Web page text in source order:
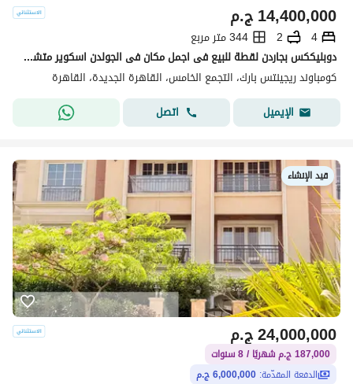
ج.م14,400,000
4
2
344 متر مربع
دوبليككس بجاردن لقطة للبيع فى اجمل مكان فى الجولدن اسكوير متشطب فى كمبوند ريجنسي بارك بخصم كاش يصل الى 40%
كومباوند ريجينتس بارك، التجمع الخامس، القاهرة الجديدة، القاهرة
الإيميل
اتصل
قيد الإنشاء
ج.م24,000,000
187,000 ج.م شهريًا / 8 سنوات
الدفعة المقدّمة: 6,000,000 ج.م